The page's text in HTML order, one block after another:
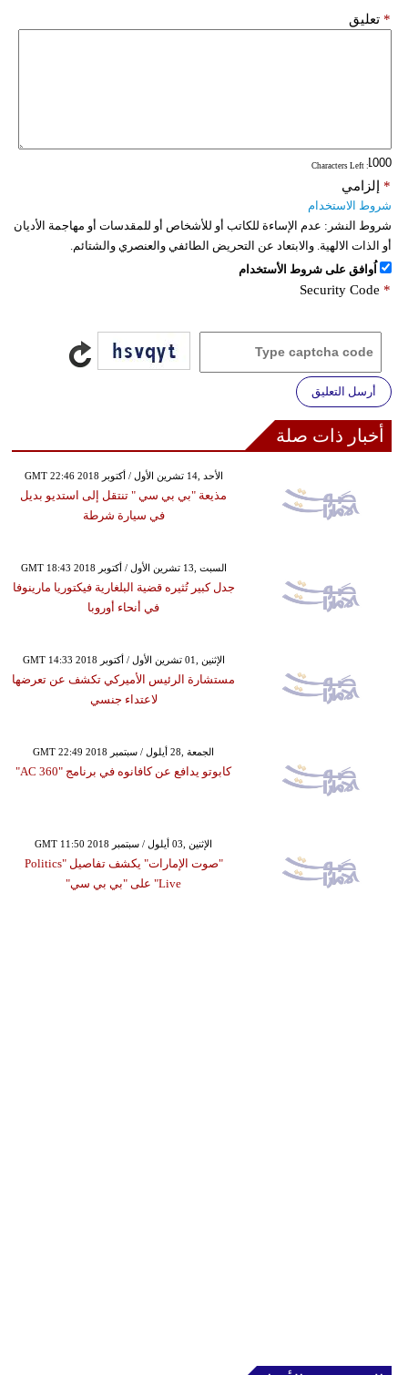
تعليق *
: Characters Left
إلزامي *
شروط الاستخدام
شروط النشر: عدم الإساءة للكاتب أو للأشخاص أو للمقدسات أو مهاجمة الأديان
أو الذات الالهية. والابتعاد عن التحريض الطائفي والعنصري والشتائم.
اُوافق على شروط الأستخدام
Security Code *
أرسل التعليق
أخبار ذات صلة
GMT 22:46 2018 الأحد ,14 تشرين الأول / أكتوبر
مذيعة "بي بي سي " تنتقل إلى استديو بديل
في سيارة شرطة
GMT 18:43 2018 السبت ,13 تشرين الأول / أكتوبر
جدل كبير تُثيره قضية البلغارية فيكتوريا مارينوفا
في أنحاء أوروبا
GMT 14:33 2018 الإثنين ,01 تشرين الأول / أكتوبر
مستشارة الرئيس الأميركي تكشف عن تعرضها
لاعتداء جنسي
GMT 22:49 2018 الجمعة ,28 أيلول / سبتمبر
كابوتو يدافع عن كافانوه في برنامج "AC 360"
GMT 11:50 2018 الإثنين ,03 أيلول / سبتمبر
"صوت الإمارات" يكشف تفاصيل "Politics
Live" على "بي بي سي"